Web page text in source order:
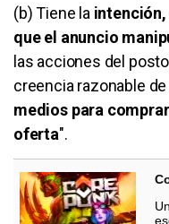
(b) Tiene la
que el anuncio
las acciones del
creencia razonable
medios para
oferta".